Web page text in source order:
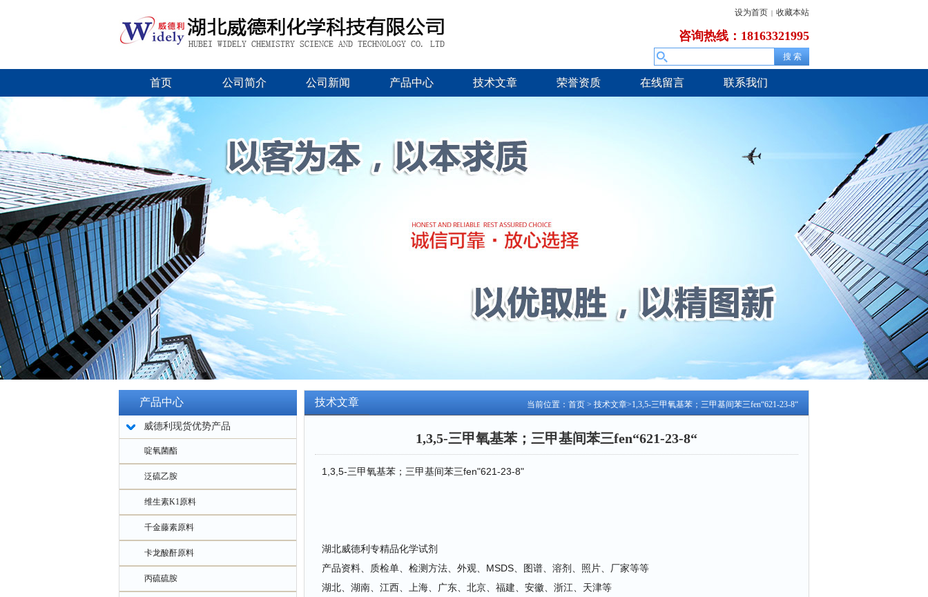
设为首页 | 收藏本站
咨询热线：18163321995
首页 公司简介 公司新闻 产品中心 技术文章 荣誉资质 在线留言 联系我们
产品中心
威德利现货优势产品
啶氧菌酯
泛硫乙胺
维生素K1原料
千金藤素原料
卡龙酸酐原料
丙硫硫胺
当前位置： 首页 > 技术文章>1,3,5-三甲氧基苯；三甲基间苯三fen“621-23-8“
技术文章
1,3,5-三甲氧基苯；三甲基间苯三fen“621-23-8“
1,3,5-三甲氧基苯；三甲基间苯三fen"621-23-8"
湖北威德利专精品化学试剂
产品资料、质检单、检测方法、外观、MSDS、图谱、溶剂、照片、厂家等等
湖北、湖南、江西、上海、广东、北京、福建、安徽、浙江、天津等